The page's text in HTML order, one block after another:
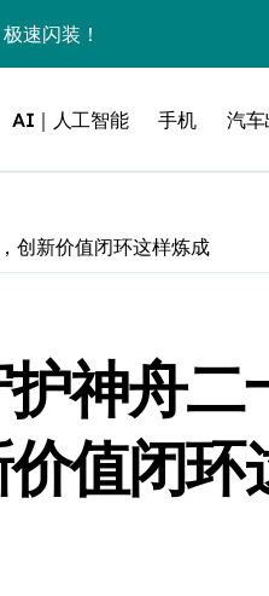
速闪装！
利好连夜引爆
亚迪——中国车企该醒醒了
网络瘫了，微软这次真急了
帘听政”？
闪迪这波操作太狠了
术给了AI
AI｜人工智能 手机 汽
创新价值闭环这样炼成
神舟二
值闭环